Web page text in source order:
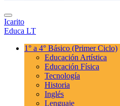
Icarito
Educa LT
1° a 4° Básico (Primer Ciclo)
Educación Artística
Educación Física
Tecnología
Historia
Inglés
Lenguaje